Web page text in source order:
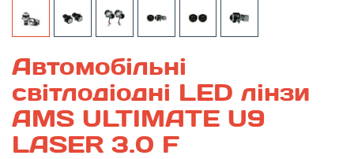
Автомобільні
світлодіодні LED лінзи
AMS ULTIMATE U9
LASER 3.0 F